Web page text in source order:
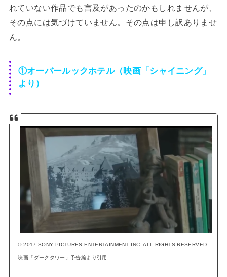
れていない作品でも言及があったのかもしれませんが、
その点には気づけていません。その点は申し訳ありませ
ん。
①オーバールックホテル（映画「シャイニング」
より）
© 2017 SONY PICTURES ENTERTAINMENT INC. ALL RIGHTS RESERVED.
映画「ダークタワー」予告編より引用